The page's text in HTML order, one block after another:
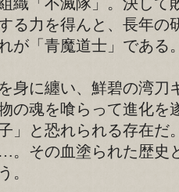
織「不滅隊」。決して
る力を得んと、長年の
が「青魔道士」である
身に纏い、鮮碧の湾刀
の魂を喰らって進化を
」と恐れられる存在だ
その血塗られた歴史
。